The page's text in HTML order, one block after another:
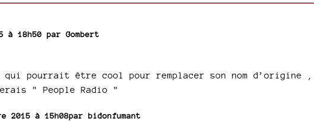
à 18h50 parGombert
qui pourrait être cool pour remplacer son nom d’origine ,
" People Radio "
2015 à 15h08par bidonfumant